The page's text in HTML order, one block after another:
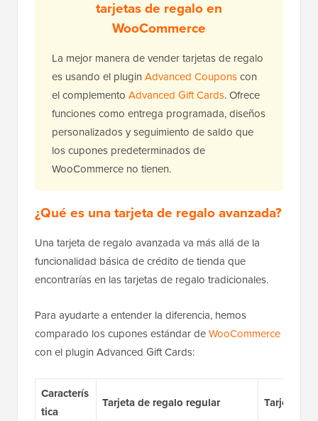
tarjetas de regalo en
WooCommerce
La mejor manera de vender tarjetas de regalo
es usando el plugin Advanced Couponscon
el complemento Advanced Gift Cards. Ofrece
funciones como entrega programada, diseños
personalizados y seguimiento de saldo que
los cupones predeterminados de
WooCommerce no tienen.
¿Qué es una tarjeta de regalo avanzada?
Una tarjeta de regalo avanzada va más allá de la
funcionalidad básica de crédito de tienda que
encontrarías en las tarjetas de regalo tradicionales.
Para ayudarte a entender la diferencia, hemos
comparado los cupones estándar deWooCommerce
con el plugin Advanced Gift Cards:
Caracterís
tica
Tarjeta de regalo regular Tarjeta de